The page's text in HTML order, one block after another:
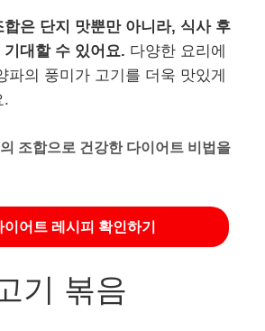
은 단지 맛뿐만 아니라, 식사 후
대할 수 있어요. 다양한 요리에
파의 풍미가 고기를 더욱 맛있게
.
조합으로 건강한 다이어트 비법을
이어트 레시피 확인하기
기 볶음